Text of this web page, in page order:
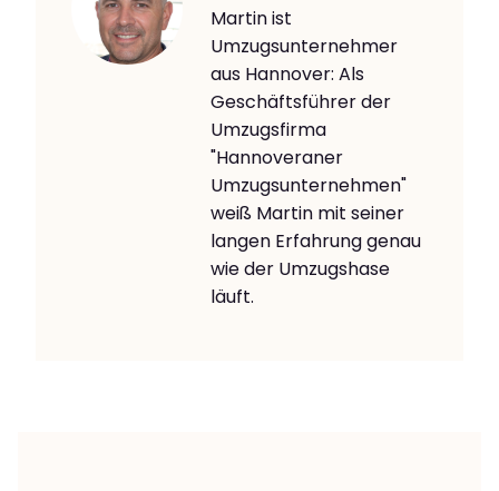
Martin ist
Umzugsunternehmer
aus Hannover: Als
Geschäftsführer der
Umzugsfirma
"Hannoveraner
Umzugsunternehmen"
weiß Martin mit seiner
langen Erfahrung genau
wie der Umzugshase
läuft.